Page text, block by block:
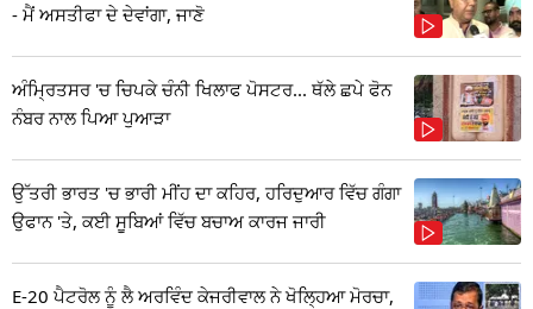
- ਮੈਂ ਅਸਤੀਫਾ ਦੇ ਦੇਵਾਂਗਾ, ਜਾਣੋ
ਅੰਮ੍ਰਿਤਸਰ 'ਚ ਚਿਪਕੇ ਚੰਨੀ ਖਿਲਾਫ ਪੋਸਟਰ... ਥੱਲੇ ਛਪੇ ਫੋਨ
ਨੰਬਰ ਨਾਲ ਪਿਆ ਪੁਆੜਾ
ਉੱਤਰੀ ਭਾਰਤ 'ਚ ਭਾਰੀ ਮੀਂਹ ਦਾ ਕਹਿਰ, ਹਰਿਦੁਆਰ ਵਿੱਚ ਗੰਗਾ
ਉਫਾਨ 'ਤੇ, ਕਈ ਸੂਬਿਆਂ ਵਿੱਚ ਬਚਾਅ ਕਾਰਜ ਜਾਰੀ
E-20 ਪੈਟਰੋਲ ਨੂੰ ਲੈ ਅਰਵਿੰਦ ਕੇਜਰੀਵਾਲ ਨੇ ਖੋਲ੍ਹਿਆ ਮੋਰਚਾ,